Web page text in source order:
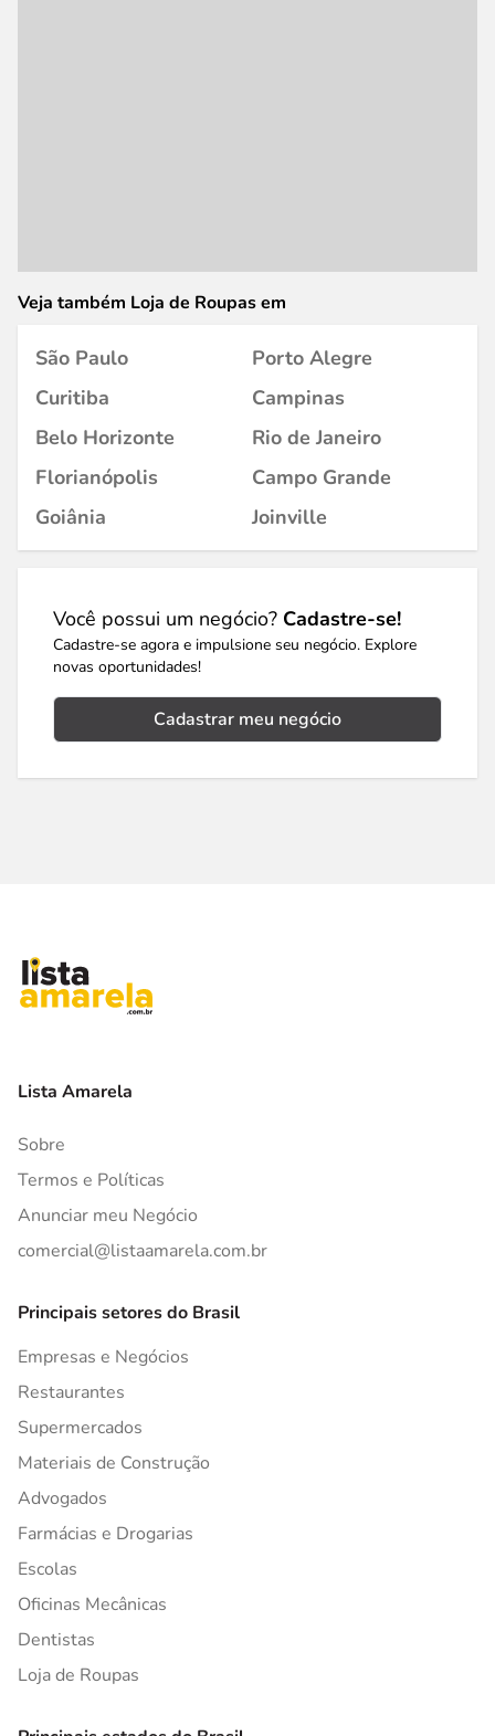
Veja também Loja de Roupas em
São Paulo
Porto Alegre
Curitiba
Campinas
Belo Horizonte
Rio de Janeiro
Florianópolis
Campo Grande
Goiânia
Joinville
Você possui um negócio? Cadastre-se!
Cadastre-se agora e impulsione seu negócio. Explore
novas oportunidades!
Cadastrar meu negócio
Lista Amarela
Sobre
Termos e Políticas
Anunciar meu Negócio
comercial@listaamarela.com.br
Principais setores do Brasil
Empresas e Negócios
Restaurantes
Supermercados
Materiais de Construção
Advogados
Farmácias e Drogarias
Escolas
Oficinas Mecânicas
Dentistas
Loja de Roupas